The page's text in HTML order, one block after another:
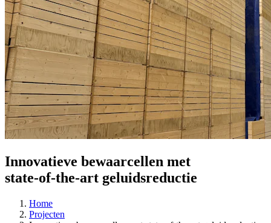
Innovatieve bewaarcellen met
state‑of‑the‑art geluidsreductie
Home
Projecten